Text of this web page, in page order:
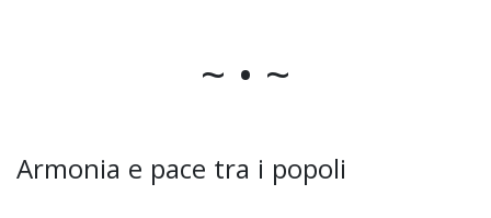
~ • ~
Armonia e pace tra i popoli